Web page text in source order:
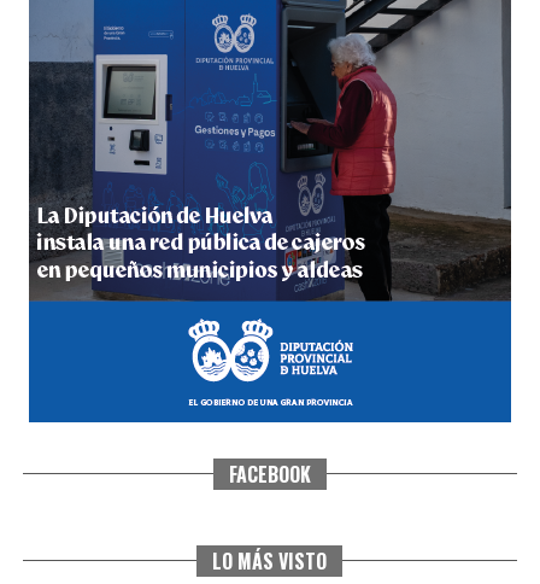
5º DÍA DE LAS FIESTAS COLOMBINAS 2026
hace 5 días·Huelvatv
CUARTA CORRIDA DE LAS FIESTAS COLOMBINAS
FACEBOOK
LO MÁS VISTO